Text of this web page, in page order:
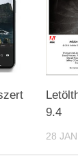
9.4
28